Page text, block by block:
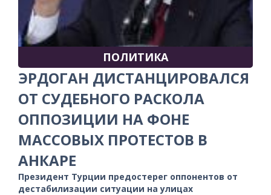
ПОЛИТИКА
ЭРДОГАН ДИСТАНЦИРОВАЛСЯ
ОТ СУДЕБНОГО РАСКОЛА
ОППОЗИЦИИ НА ФОНЕ
МАССОВЫХ ПРОТЕСТОВ В
АНКАРЕ
Президент Турции предостерег оппонентов от
дестабилизации ситуации на улицах